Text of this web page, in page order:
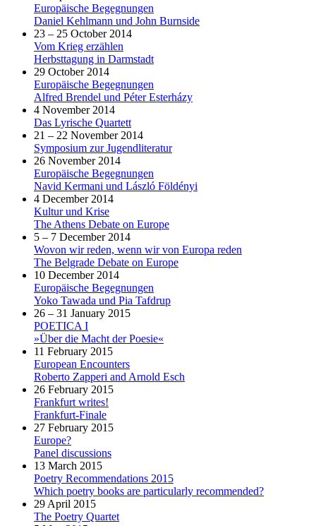
Europäische Begegnungen
Daniel Kehlmann und John Burnside
23 – 25 October 2014
Vom Krieg erzählen
Herbsttagung in Darmstadt
29 October 2014
Europäische Begegnungen
Alfred Brendel und Péter Esterházy
4 November 2014
Das Lyrische Quartett
21 – 22 November 2014
Symposium zur Jugendliteratur
26 November 2014
Europäische Begegnungen
Navid Kermani und László Földényi
4 December 2014
Kultur und Krise
The Athens Debate on Europe
5 – 7 December 2014
Wovon wir reden, wenn wir von Europa reden
The Belgrade Debate on Europe
10 December 2014
Europäische Begegnungen
Yoko Tawada und Pia Tafdrup
26 – 31 January 2015
POETICA I
»Über die Macht der Poesie«
11 February 2015
European Encounters
Roberto Zapperi and Arnold Esch
26 February 2015
Frankfurt writes!
Frankfurt-Finale
27 February 2015
Europe?
Panel discussions
13 March 2015
Poetry Recommendations 2015
Which poetry books are particularly recommended?
29 April 2015
The Poetry Quartet